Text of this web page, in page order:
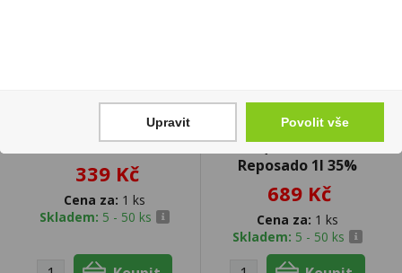
Griotka BARTIDA 1l 20%
339 Kč
Cena za: 1 ks
Skladem: 5 - 50 ks
Tequila Olmeca
Reposado 1l 35%
689 Kč
Cena za: 1 ks
Skladem: 5 - 50 ks
Upravit Povolit vše